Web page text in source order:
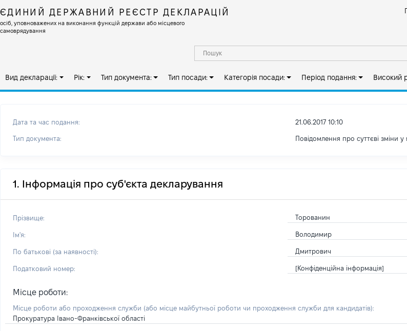
ЄДИНИЙ ДЕРЖАВНИЙ РЕЄСТР ДЕКЛАРАЦІЙ
осіб, уповноважених на виконання функцій держави або місцевого
самоврядування
Вид декларації: Рік: Тип документа: Тип посади: Категорія посади: Період подання: Високий
Дата та час подання: 21.06.2017 10:10
Тип документа: Повідомлення про суттєві зміни
1. Інформація про суб'єкта декларування
Прізвище: Торованин
Ім'я: Володимир
По батькові (за наявності): Дмитрович
Податковий номер: [Конфіденційна інформація]
Місце роботи:
Місце роботи або проходження служби (або місце майбутньої роботи чи проходження служби для кандидатів):
Прокуратура Івано-Франківської області